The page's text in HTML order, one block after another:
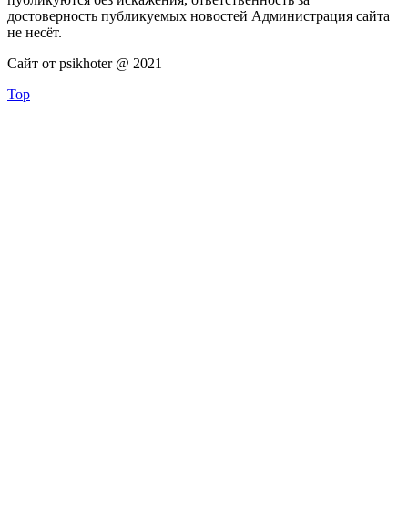
достоверность публикуемых новостей Администрация сайта
не несёт.
Сайт от psikhoter @ 2021
Top